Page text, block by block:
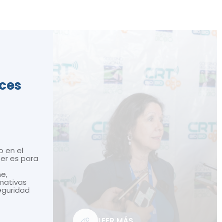
en el
es para